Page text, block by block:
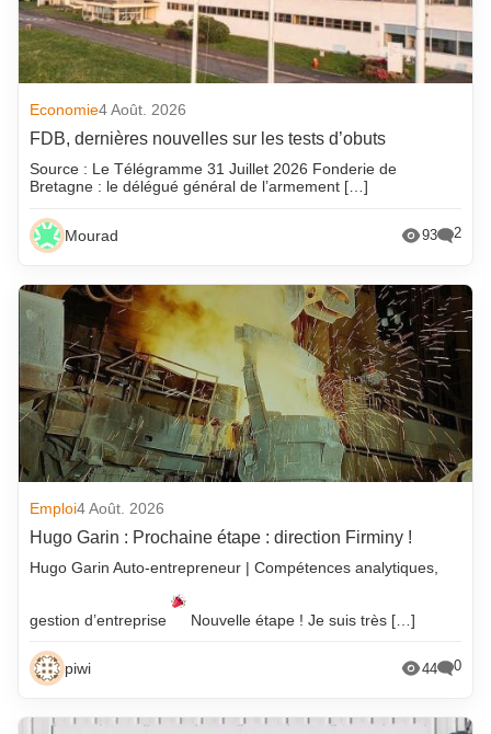
Economie4 Août. 2026
FDB, dernières nouvelles sur les tests d’obuts
Source : Le Télégramme 31 Juillet 2026 Fonderie de
Bretagne : le délégué général de l’armement […]
Mourad 93 2
Emploi4 Août. 2026
Hugo Garin : Prochaine étape : direction Firminy !
Hugo Garin Auto-entrepreneur | Compétences analytiques,
gestion d’entreprise Nouvelle étape ! Je suis très […]
piwi 44 0